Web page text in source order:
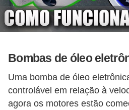
Bombas de óleo
Uma bomba de óleo
controlável em relação à
agora os motores estão